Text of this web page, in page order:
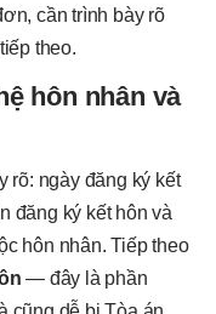
cần trình bày rõ
theo.
hôn nhân và
rõ: ngày đăng ký kết
đăng ký kết hôn và
hôn nhân. Tiếp theo
— đây là phần